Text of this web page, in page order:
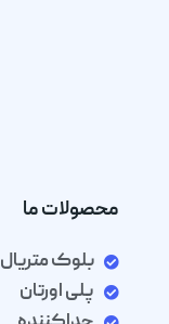
محصولات ما
بلوک متریال
پلی اورتان